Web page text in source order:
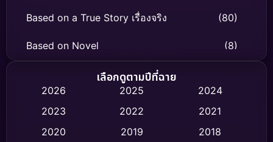
Based on a True Story เรื่องจริง (80)
Based on Novel (8)
Biography ชีวิตจริง
Classic หนังคลาสสิก (47)
เลือกดูตามปีที่ฉาย
2026 2025
2024
2023
2022
2021
2020
2019
2018